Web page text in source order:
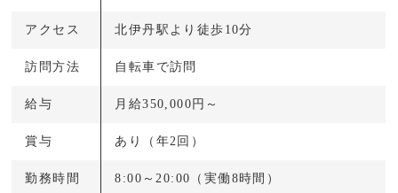
アクセス 北伊丹駅より徒歩10分
訪問方法 自転車で訪問
給与 月給350,000円～
賞与 あり（年2回）
勤務時間 8:00～20:00（実働8時間）